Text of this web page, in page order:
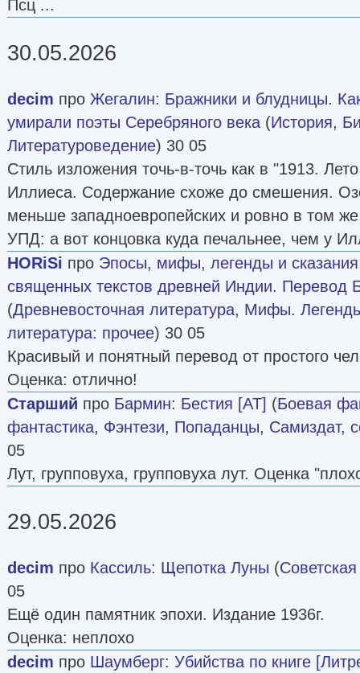
Псц ...
30.05.2026
decim про Жегалин: Бражники и блудницы.
умирали поэты Серебряного века (История,
Литературоведение) 30 05
Стиль изложения точь-в-точь как в "1913.
Иллиеса. Содержание схоже до смешения.
меньше западноевропейских и ровно в том
УПД: а вот концовка куда печальнее, чем у
HORiSi про Эпосы, мифы, легенды и сказания
священных текстов древней Индии. Перевод
(Древневосточная литература, Мифы.
литература: прочее) 30 05
Красивый и понятный перевод от простого
Оценка: отлично!
Старший про Бармин: Бестия [AT] (Боевая
фантастика, Фэнтези, Попаданцы, Самиздат,
05
Лут, групповуха, групповуха лут. Оценка
29.05.2026
decim про Кассиль: Щепотка Луны (
05
Ещё один памятник эпохи. Издание 1936г.
Оценка: неплохо
decim про Шаумберг: Убийства по книге